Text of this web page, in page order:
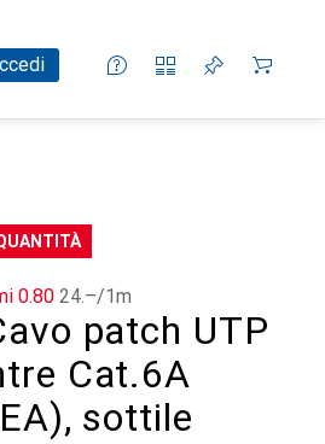
patch UTP
Cat.6A
sottile
CHF
0.80 CHF
24.–/1m